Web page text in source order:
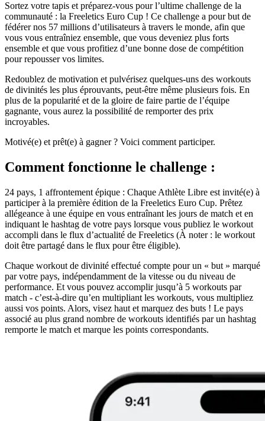
Sortez votre tapis et préparez-vous pour l’ultime challenge de la
communauté : la Freeletics Euro Cup ! Ce challenge a pour but de
fédérer nos 57 millions d’utilisateurs à travers le monde, afin que
vous vous entraîniez ensemble, que vous deveniez plus forts
ensemble et que vous profitiez d’une bonne dose de compétition
pour repousser vos limites.
Redoublez de motivation et pulvérisez quelques-uns des workouts
de divinités les plus éprouvants, peut-être même plusieurs fois. En
plus de la popularité et de la gloire de faire partie de l’équipe
gagnante, vous aurez la possibilité de remporter des prix
incroyables.
Motivé(e) et prêt(e) à gagner ? Voici comment participer.
Comment fonctionne le challenge :
24 pays, 1 affrontement épique : Chaque Athlète Libre est invité(e) à
participer à la première édition de la Freeletics Euro Cup. Prêtez
allégeance à une équipe en vous entraînant les jours de match et en
indiquant le hashtag de votre pays lorsque vous publiez le workout
accompli dans le flux d’actualité de Freeletics (À noter : le workout
doit être partagé dans le flux pour être éligible).
Chaque workout de divinité effectué compte pour un « but » marqué
par votre pays, indépendamment de la vitesse ou du niveau de
performance. Et vous pouvez accomplir jusqu’à 5 workouts par
match - c’est-à-dire qu’en multipliant les workouts, vous multipliez
aussi vos points. Alors, visez haut et marquez des buts ! Le pays
associé au plus grand nombre de workouts identifiés par un hashtag
remporte le match et marque les points correspondants.